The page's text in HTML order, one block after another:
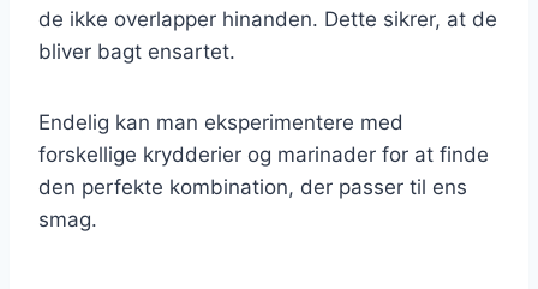
de ikke overlapper hinanden. Dette sikrer, at de
bliver bagt ensartet.
Endelig kan man eksperimentere med
forskellige krydderier og marinader for at finde
den perfekte kombination, der passer til ens
smag.